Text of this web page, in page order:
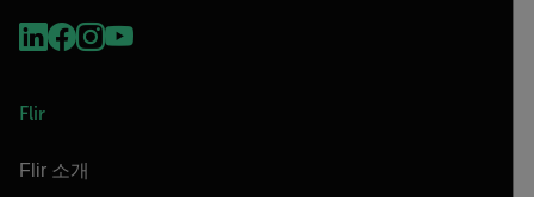
Flir
Flir 소개